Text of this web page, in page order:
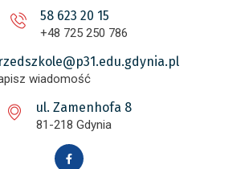
58 623 20 15
+48 725 250 786
wiadomość
ul. Zamenhofa 8
81-218 Gdynia